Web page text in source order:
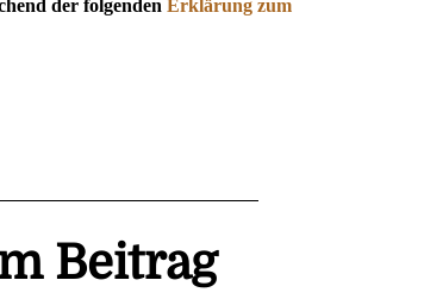
der folgenden Erklärung zum
Beitrag